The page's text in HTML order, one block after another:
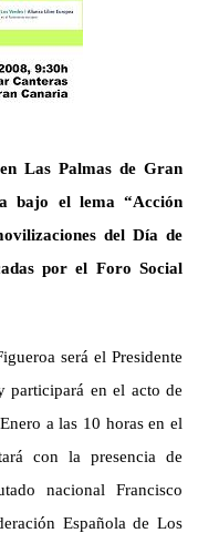
Las Palmas de Gran
bajo el lema “Acción
del Día de
por el Foro Social
será el Presidente
participará en el acto de
a las 10 horas en el
con la presencia de
nacional Francisco
Española de Los